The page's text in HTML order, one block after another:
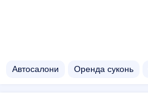
Автосалони Оренда суконь